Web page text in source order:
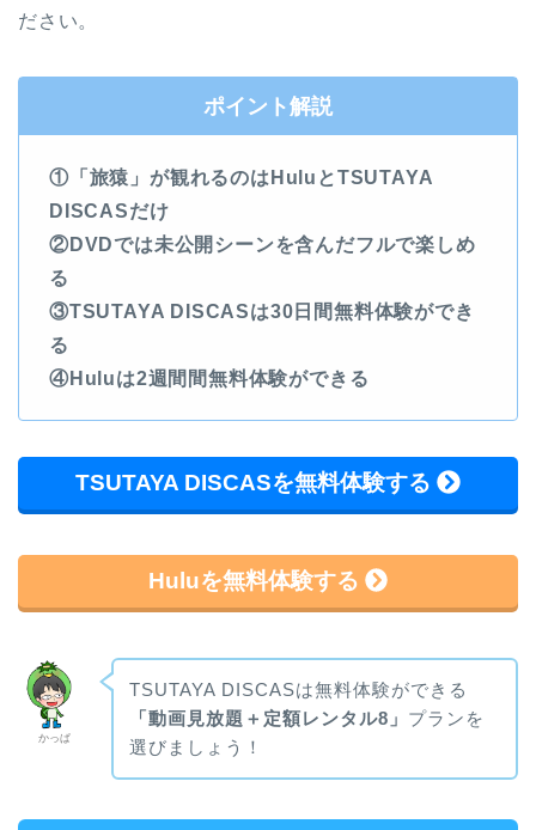
ださい。
ポイント解説
①「旅猿」が観れるのはHuluとTSUTAYA
DISCASだけ
②DVDでは未公開シーンを含んだフルで楽しめ
る
③TSUTAYA DISCASは30日間無料体験ができ
る
④Huluは2週間間無料体験ができる
TSUTAYA DISCASを無料体験する
Huluを無料体験する
かっぱ
TSUTAYA DISCASは無料体験ができる
「動画見放題＋定額レンタル8」 プランを
選びましょう！